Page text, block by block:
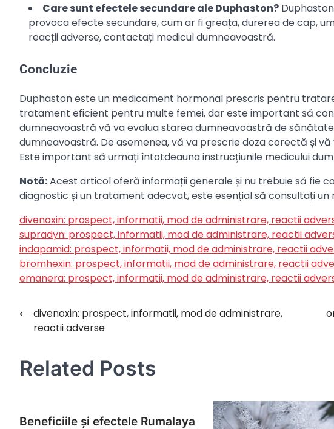
Care sunt efectele secundare ale Duphaston?
provoca efecte secundare, cum ar fi greața, durerea de cap,
reacții adverse, contactați medicul dumneavoastră.
Concluzie
Duphaston este un medicament hormonal prescris pentru
tratament eficient pentru multe femei, dar este important să
dumneavoastră vă va evalua starea dumneavoastră de
dumneavoastră. De asemenea, vă va prescrie doza corectă și
Este important să urmați întotdeauna instrucțiunile medicului
Notă:Acest articol oferă informații generale și nu trebuie să fie
diagnostic și un tratament adecvat, este esențial să consultați un
divenoxin: prospect, informatii, mod de administrare, reactii
supradyn: prospect, informatii, mod de administrare, reactii
indapamid: prospect, informatii, mod de administrare, reactii
bromhexin: prospect, informatii, mod de administrare, reactii
emanera: prospect, informatii, mod de administrare, reactii
Navigare
⟵divenoxin: prospect, informatii, mod de administrare,
reactii adverse
Related Posts
Beneficiile și efectele Rumalaya